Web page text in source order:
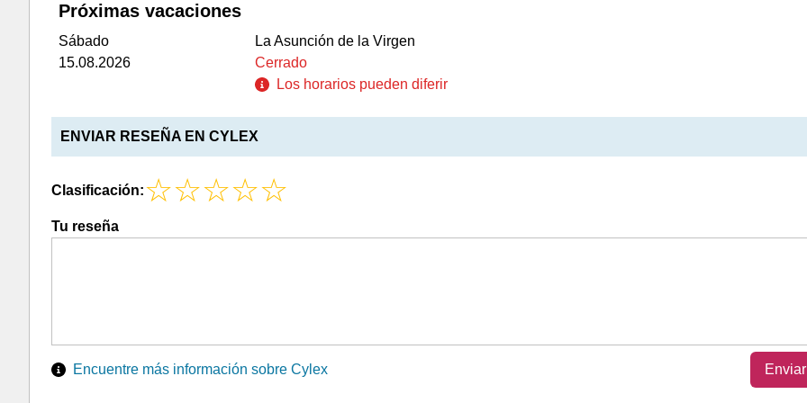
Próximas vacaciones
Sábado
La Asunción de la Virgen
15.08.2026
Cerrado
Los horarios pueden diferir
ENVIAR RESEÑA EN CYLEX
Clasificación:
Tu reseña
Encuentre más información sobre Cylex